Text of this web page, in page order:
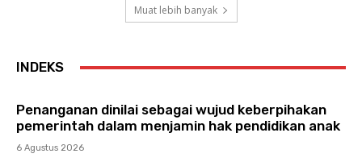
Muat lebih banyak
INDEKS
Penanganan dinilai sebagai wujud keberpihakan
pemerintah dalam menjamin hak pendidikan anak
6 Agustus 2026